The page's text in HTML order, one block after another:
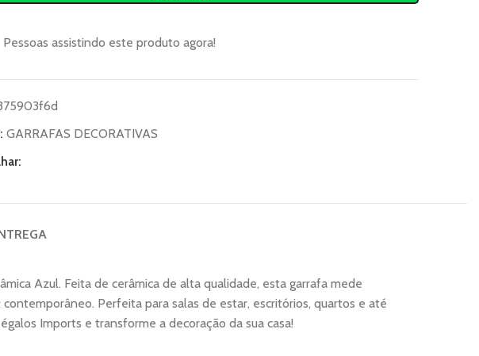
Pessoas assistindo este produto agora!
GARRAFAS DECORATIVAS
Azul. Feita de cerâmica de alta qualidade, esta garrafa mede
Perfeita para salas de estar, escritórios, quartos e até
Imports e transforme a decoração da sua casa!